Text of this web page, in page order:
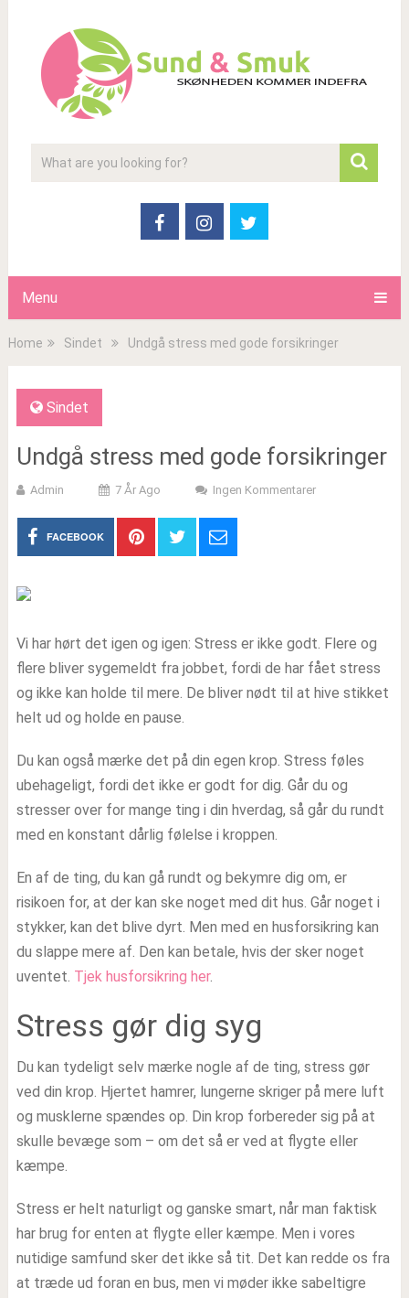
Menu
Home Sindet Undgå stress med gode forsikringer
Sindet
Undgå stress med gode forsikringer
Admin 7 År Ago Ingen Kommentarer
FACEBOOK
Vi har hørt det igen og igen: Stress er ikke godt. Flere og
flere bliver sygemeldt fra jobbet, fordi de har fået stress
og ikke kan holde til mere. De bliver nødt til at hive stikket
helt ud og holde en pause.
Du kan også mærke det på din egen krop. Stress føles
ubehageligt, fordi det ikke er godt for dig. Går du og
stresser over for mange ting i din hverdag, så går du rundt
med en konstant dårlig følelse i kroppen.
En af de ting, du kan gå rundt og bekymre dig om, er
risikoen for, at der kan ske noget med dit hus. Går noget i
stykker, kan det blive dyrt. Men med en husforsikring kan
du slappe mere af. Den kan betale, hvis der sker noget
uventet. Tjek husforsikring her.
Stress gør dig syg
Du kan tydeligt selv mærke nogle af de ting, stress gør
ved din krop. Hjertet hamrer, lungerne skriger på mere luft
og musklerne spændes op. Din krop forbereder sig på at
skulle bevæge som – om det så er ved at flygte eller
kæmpe.
Stress er helt naturligt og ganske smart, når man faktisk
har brug for enten at flygte eller kæmpe. Men i vores
nutidige samfund sker det ikke så tit. Det kan redde os fra
at træde ud foran en bus, men vi møder ikke sabeltigre